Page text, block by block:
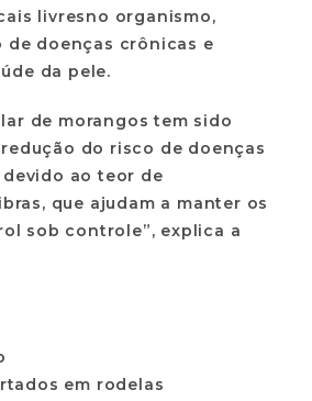
livresno organismo,
de doenças crônicas e
da pele.
de morangos tem sido
do risco de doenças
ao teor de
que ajudam a manter os
sob controle”, explica a
em rodelas